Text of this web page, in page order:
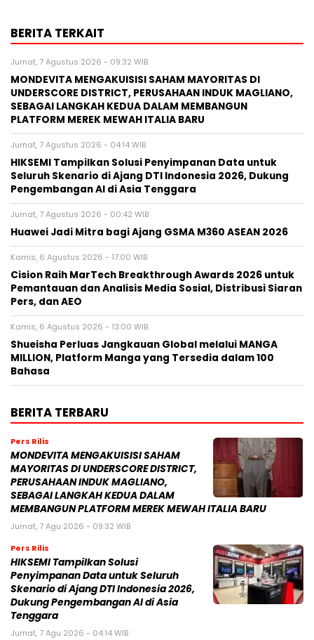
BERITA TERKAIT
Jumat, 7 Agustus 2026 - 09:32 WIB
MONDEVITA MENGAKUISISI SAHAM MAYORITAS DI
UNDERSCORE DISTRICT, PERUSAHAAN INDUK MAGLIANO,
SEBAGAI LANGKAH KEDUA DALAM MEMBANGUN
PLATFORM MEREK MEWAH ITALIA BARU
Jumat, 7 Agustus 2026 - 04:14 WIB
HIKSEMI Tampilkan Solusi Penyimpanan Data untuk
Seluruh Skenario di Ajang DTI Indonesia 2026, Dukung
Pengembangan AI di Asia Tenggara
Jumat, 7 Agustus 2026 - 00:42 WIB
Huawei Jadi Mitra bagi Ajang GSMA M360 ASEAN 2026
Kamis, 6 Agustus 2026 - 17:00 WIB
Cision Raih MarTech Breakthrough Awards 2026 untuk
Pemantauan dan Analisis Media Sosial, Distribusi Siaran
Pers, dan AEO
Kamis, 6 Agustus 2026 - 13:00 WIB
Shueisha Perluas Jangkauan Global melalui MANGA
MILLION, Platform Manga yang Tersedia dalam 100
Bahasa
BERITA TERBARU
Pers Rilis
MONDEVITA MENGAKUISISI SAHAM
MAYORITAS DI UNDERSCORE DISTRICT,
PERUSAHAAN INDUK MAGLIANO,
SEBAGAI LANGKAH KEDUA DALAM
MEMBANGUN PLATFORM MEREK MEWAH ITALIA BARU
Jumat, 7 Agu 2026 - 09:32 WIB
Pers Rilis
HIKSEMI Tampilkan Solusi
Penyimpanan Data untuk Seluruh
Skenario di Ajang DTI Indonesia 2026,
Dukung Pengembangan AI di Asia
Tenggara
Jumat, 7 Agu 2026 - 04:14 WIB